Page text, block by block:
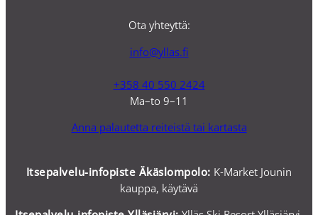
Ota yhteyttä:
info@yllas.fi
+358 40 550 2424
Ma–to 9–11
Anna palautetta reiteistä tai kartasta
Itsepalvelu-infopiste Äkäslompolo: K-Market Jounin
kauppa, käytävä